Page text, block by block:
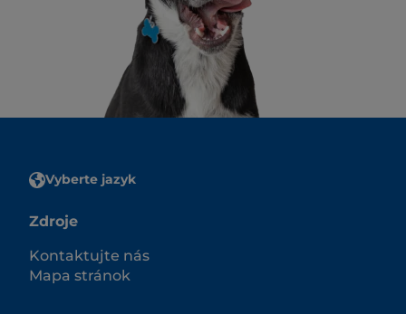
Vyberte jazyk
Zdroje
Kontaktujte nás
Mapa stránok